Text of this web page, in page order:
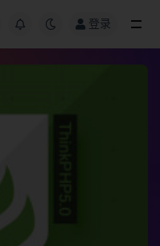
登录